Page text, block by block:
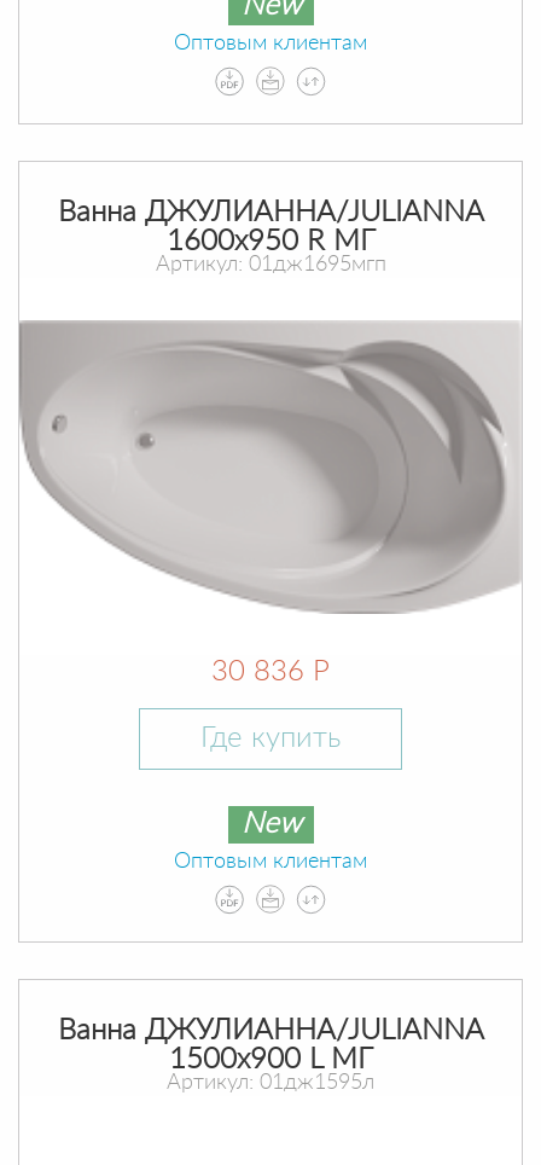
New
Оптовым клиентам
Ванна ДЖУЛИАННА/JULIANNA
1600х950 R МГ
Артикул: 01дж1695мгп
30 836 Р
Где купить
New
Оптовым клиентам
Ванна ДЖУЛИАННА/JULIANNA
1500х900 L МГ
Артикул: 01дж1595л